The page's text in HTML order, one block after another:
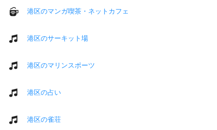
港区のマンガ喫茶・ネットカフェ
港区のサーキット場
港区のマリンスポーツ
港区の占い
港区の雀荘